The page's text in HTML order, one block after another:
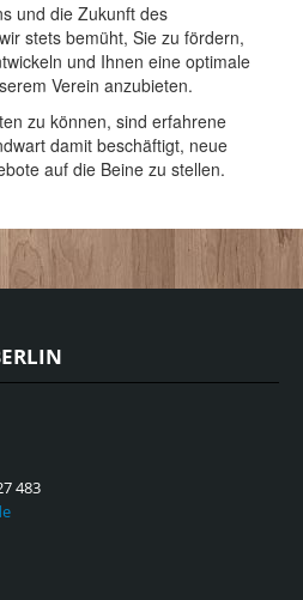
2026
und die Zukunft des
stets bemüht, Sie zu fördern,
und Ihnen eine optimale
Verein anzubieten.
zu können, sind erfahrene
damit beschäftigt, neue
auf die Beine zu stellen.
483